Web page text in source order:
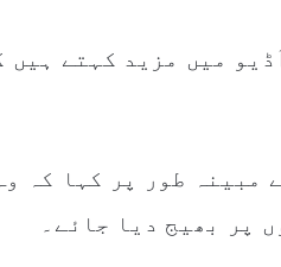
میں مزید کہتے ہیں
مبینہ طور پر کہا کہ
پر بھیج دیا جائے۔